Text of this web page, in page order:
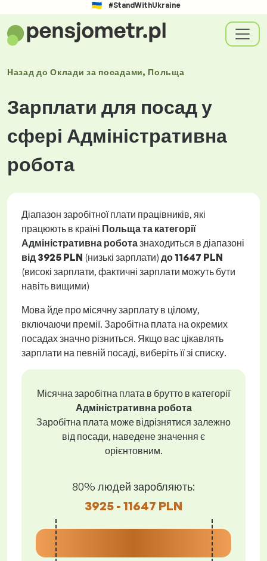
#StandWithUkraine
Назад доОкладиза посадами, Польща
Зарплати для посад у
сфері Адміністративна
робота
Діапазон заробітної плати працівників, які
працюють в країні Польща та категорії
Адміністративна роботазнаходиться в діапазоні
від 3925 PLN (низькі зарплати) до 11647 PLN
(високі зарплати, фактичні зарплати можуть бути
навіть вищими)
Мова йде про місячну зарплату в цілому,
включаючи премії. Заробітна плата на окремих
посадах значно різниться. Якщо вас цікавлять
зарплати на певній посаді, виберіть її зі списку.
Місячна заробітна плата в брутто в категорії
Адміністративна робота
Заробітна плата може відрізнятися залежно
від посади, наведене значення є
орієнтовним.
80% людей заробляють:
3925 - 11647 PLN